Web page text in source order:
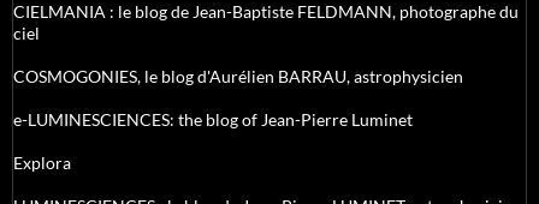
CIELMANIA : le blog de Jean-Baptiste FELDMANN, photographe du
ciel
COSMOGONIES, le blog d'Aurélien BARRAU, astrophysicien
e-LUMINESCIENCES: the blog of Jean-Pierre Luminet
Explora